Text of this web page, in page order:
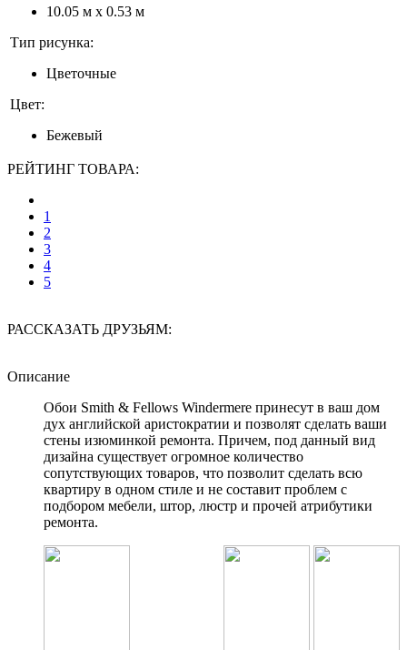
10.05 м x 0.53 м
Тип рисунка:
Цветочные
Цвет:
Бежевый
РЕЙТИНГ ТОВАРА:
1
2
3
4
5
РАССКАЗАТЬ ДРУЗЬЯМ:
Описание
Обои Smith & Fellows Windermere принесут в ваш дом
дух английской аристократии и позволят сделать ваши
стены изюминкой ремонта. Причем, под данный вид
дизайна существует огромное количество
сопутствующих товаров, что позволит сделать всю
квартиру в одном стиле и не составит проблем с
подбором мебели, штор, люстр и прочей атрибутики
ремонта.